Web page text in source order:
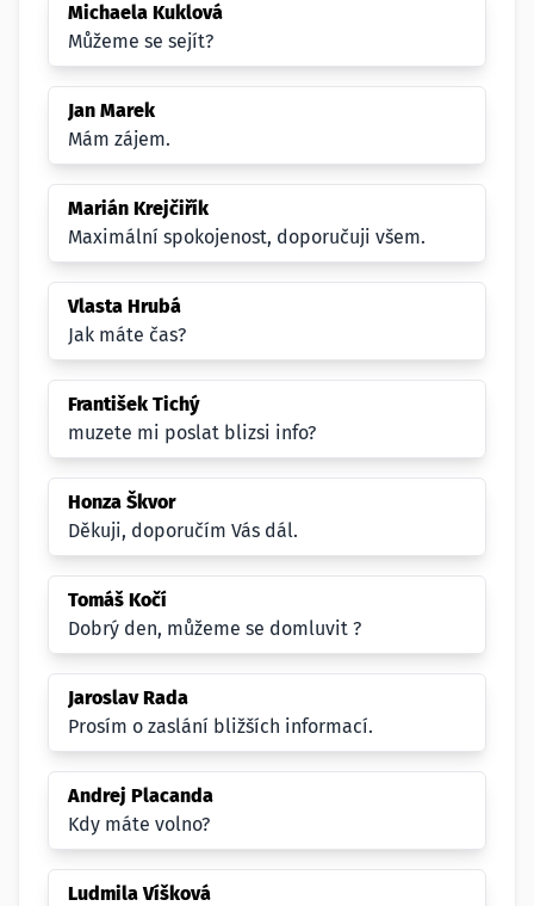
Michaela Kuklová
Můžeme se sejít?
Jan Marek
Mám zájem.
Marián Krejčiřík
Maximální spokojenost, doporučuji všem.
Vlasta Hrubá
Jak máte čas?
František Tichý
muzete mi poslat blizsi info?
Honza Škvor
Děkuji, doporučím Vás dál.
Tomáš Kočí
Dobrý den, můžeme se domluvit ?
Jaroslav Rada
Prosím o zaslání bližších informací.
Andrej Placanda
Kdy máte volno?
Ludmila Víšková